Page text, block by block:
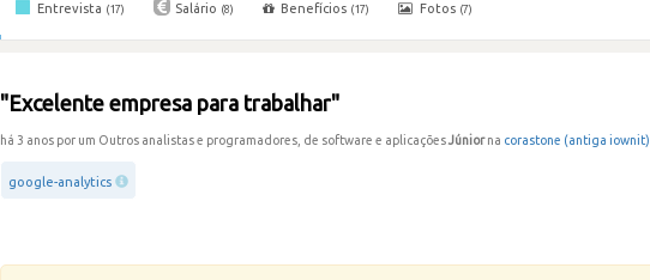
Entrevista (17) Salário (8) Benefícios (17) Fotos (7)
"Excelente empresa para trabalhar"
há 3 anos por um Outros analistas e programadores, de software e aplicaçõesJúniorna corastone (antiga iownit)
google-analytics